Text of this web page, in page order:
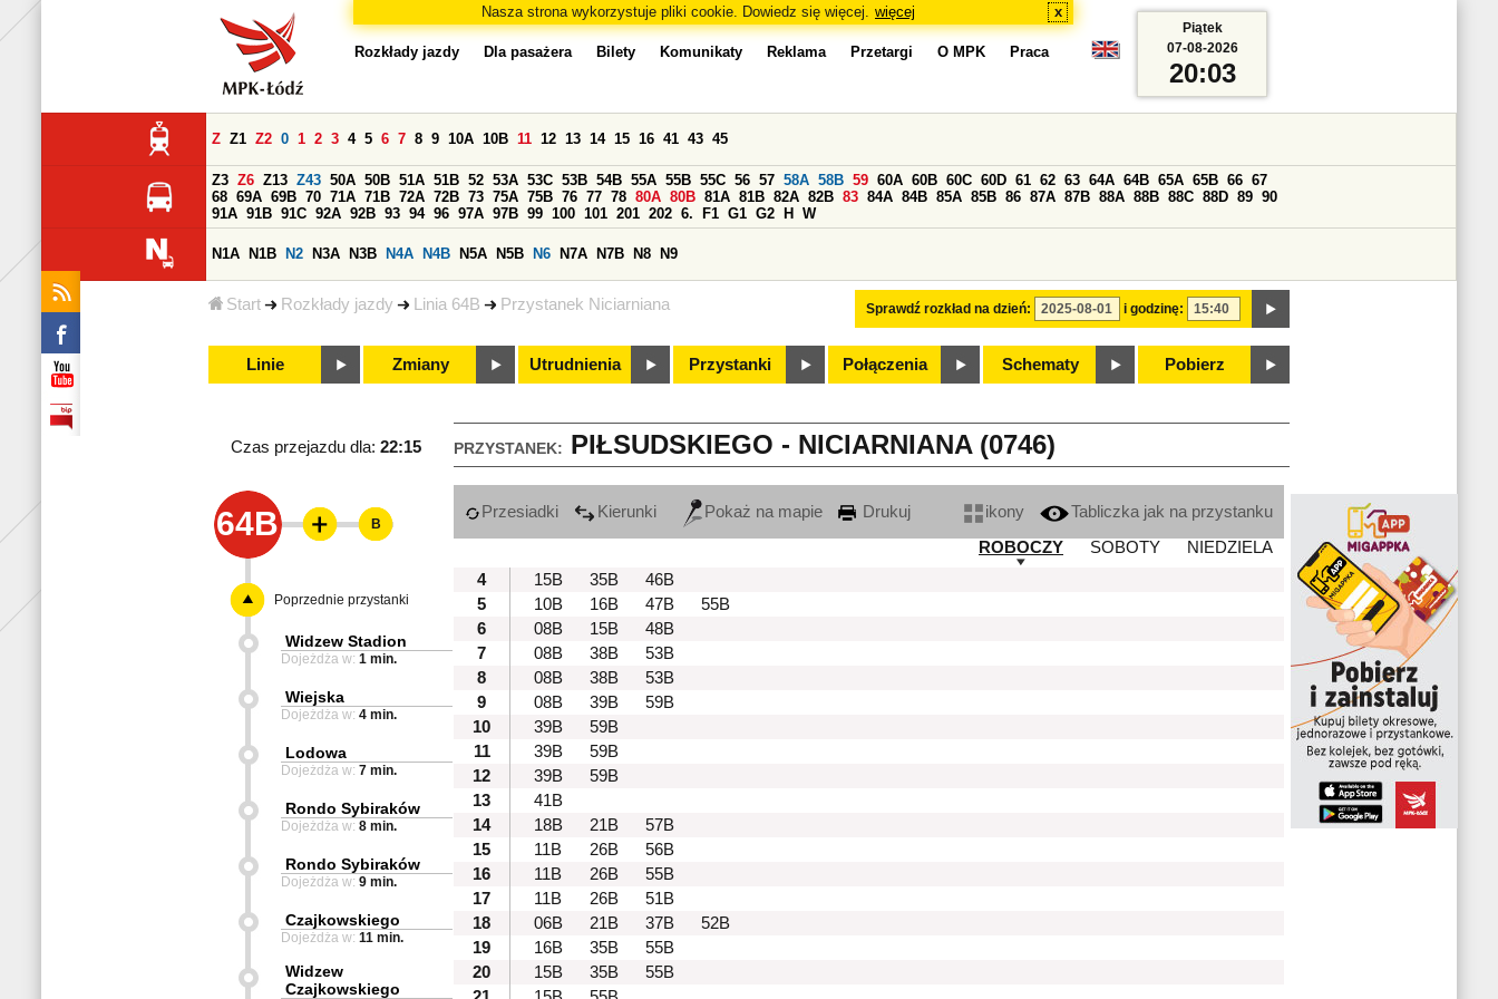
Nasza strona wykorzystuje pliki cookie. Dowiedz się więcej. więcej x
Start Rozkłady jazdy Linia 64B Przystanek Niciarniana
Rozkłady jazdy Dla pasażera Bilety Komunikaty Reklama Przetargi O MPK Praca
Sprawdź rozkład na dzień: i godzinę:
Z Z1 Z2 0 1 2 3 4 5 6 7 8 9 10A 10B 11 12 13 14 15 16 41 43 45
Z3 Z6 Z13 Z43 50A 50B 51A 51B 52 53A 53C 53B 54B 55A 55B 55C 56 57 58A 58B 59 60A 60B 60C 60D 61 62 63 64A 64B 65A 65B 66 67
68 69A 69B 70 71A 71B 72A 72B 73 75A 75B 76 77 78 80A 80B 81A 81B 82A 82B 83 84A 84B 85A 85B 86 87A 87B 88A 88B 88C 88D 89 90
91A 91B 91C 92A 92B 93 94 96 97A 97B 99 100 101 201 202 6. F1 G1 G2 H W
N1A N1B N2 N3A N3B N4A N4B N5A N5B N6 N7A N7B N8 N9
Linie Zmiany Utrudnienia Przystanki Połączenia Schematy Pobierz
Piątek
07-08-2026
20:03
PRZYSTANEK: PIŁSUDSKIEGO - NICIARNIANA (0746)
Czas przejazdu dla: 22:15
64B Przesiadki Kierunki Pokaż na mapie Drukuj ikony
Tabliczka jak na przystanku
ROBOCZY
SOBOTY
NIEDZIELA
4
15B 35B
46B
5
10B 16B 47B
55B
6
08B 15B
48B
7
08B 38B
53B
8
08B 38B
53B
9
08B 39B
59B
10
39B
59B
11
39B
59B
12
39B
59B
13
41B
14
18B 21B
57B
15
11B 26B
56B
16
11B 26B
55B
17
11B 26B
51B
18
06B 21B 37B
52B
19
16B 35B
55B
20
15B 35B
55B
B
Poprzednie przystanki
Widzew Stadion
Dojeżdża w: 1 min.
Wiejska
Dojeżdża w: 4 min.
Lodowa
Dojeżdża w: 7 min.
Rondo Sybiraków
Dojeżdża w: 8 min.
Rondo Sybiraków
Dojeżdża w: 9 min.
Czajkowskiego
Dojeżdża w: 11 min.
Widzew
Czajkowskiego